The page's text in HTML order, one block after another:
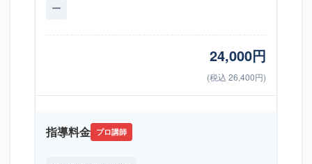
ー
24,000円
(税込 26,400円)
指導料金 プロ講師